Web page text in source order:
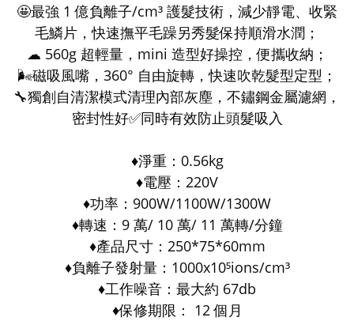
🤩最強 1 億負離子/cm³ 護髮技術，減少靜電、收緊
毛鱗片，快速撫平毛躁另秀髮保持順滑水潤；
☁ 560g 超輕量，mini 造型好操控，便攜收納；
🌬磁吸風嘴，360° 自由旋轉，快速吹乾髮型定型；
🔧獨創自清潔模式清理內部灰塵，不鏽鋼金屬濾網，
密封性好✅同時有效防止頭髮吸入
♦️淨重：0.56kg
♦️電壓：220V
♦️功率：900W/1100W/1300W
♦️轉速：9 萬/ 10 萬/ 11 萬轉/分鐘
♦️產品尺寸：250*75*60mm
♦️負離子發射量：1000x10⁵ions/cm³
♦️工作噪音：最大約 67db
♦️保修期限： 12 個月